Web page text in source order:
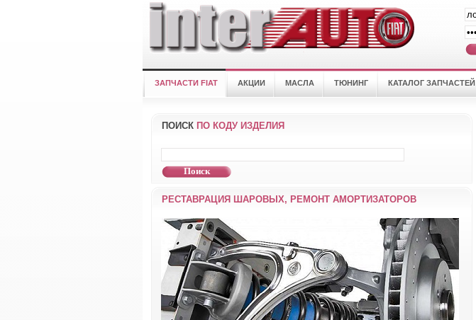
ЗАПЧАСТИ FIAT АКЦИИ МАСЛА ТЮНИНГ КАТАЛОГ ЗАПЧАСТЕЙ
ПОИСК ПО КОДУ ИЗДЕЛИЯ
РЕСТАВРАЦИЯ ШАРОВЫХ, РЕМОНТ АМОРТИЗАТОРОВ